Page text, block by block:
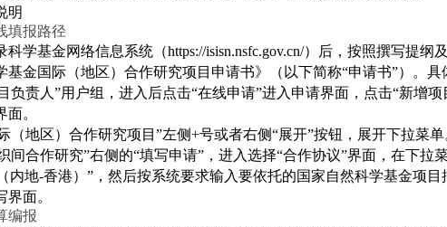
明
填报路径
科学基金网络信息系统（https://isisn.nsfc.gov.cn/）后，按照撰写提纲
基金国际（地区）合作研究项目申请书》（以下简称“申请书”）。具
负责人”用户组，进入后点击“在线申请”进入申请界面，点击“新增项
。
（地区）合作研究项目”左侧+号或者右侧“展开”按钮，展开下拉菜单
间合作研究”右侧的“填写申请”，进入选择“合作协议”界面，在下拉
内地-香港）”，然后按系统要求输入要依托的国家自然科学基金项目
面。
编报